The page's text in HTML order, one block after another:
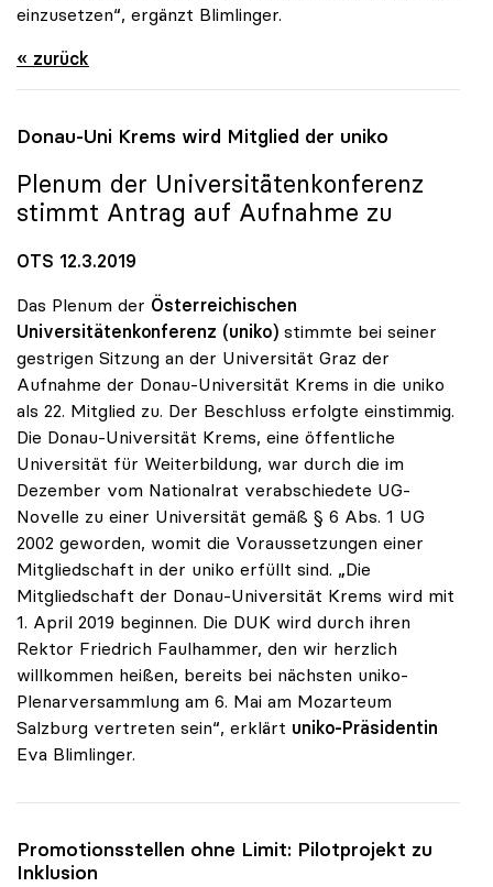
einzusetzen“, ergänzt Blimlinger.
« zurück
Donau-Uni Krems wird Mitglied der uniko
Plenum der Universitätenkonferenz
stimmt Antrag auf Aufnahme zu
OTS 12.3.2019
Das Plenum der Österreichischen
Universitätenkonferenz (uniko) stimmte bei seiner
gestrigen Sitzung an der Universität Graz der
Aufnahme der Donau-Universität Krems in die uniko
als 22. Mitglied zu. Der Beschluss erfolgte einstimmig.
Die Donau-Universität Krems, eine öffentliche
Universität für Weiterbildung, war durch die im
Dezember vom Nationalrat verabschiedete UG-
Novelle zu einer Universität gemäß § 6 Abs. 1 UG
2002 geworden, womit die Voraussetzungen einer
Mitgliedschaft in der uniko erfüllt sind. „Die
Mitgliedschaft der Donau-Universität Krems wird mit
1. April 2019 beginnen. Die DUK wird durch ihren
Rektor Friedrich Faulhammer, den wir herzlich
willkommen heißen, bereits bei nächsten uniko-
Plenarversammlung am 6. Mai am Mozarteum
Salzburg vertreten sein“, erklärt uniko-Präsidentin
Eva Blimlinger.
Promotionsstellen ohne Limit: Pilotprojekt zu
Inklusion